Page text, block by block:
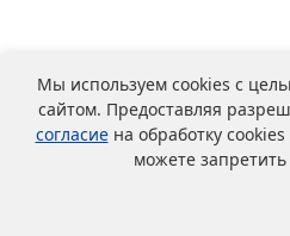
Мы используем cookies с
сайтом. Предоставляя
согласиена обработку cookies
можете